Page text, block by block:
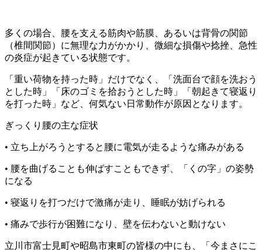
多くの場合、腰を支える筋肉や筋膜、あるいは背骨の関節
（椎間関節）に無理な力がかかり、微細な損傷や捻挫、急性
の炎症が起きている状態です。
「重い荷物を持った時」だけでなく、「洗面台で顔を洗おう
とした時」「床のゴミを拾おうとした時」「朝起きて寝返り
を打った時」など、何気ない日常動作が原因となります。
ぎっくり腰の主な症状
• 立ち上がろうとすると腰に電気が走るような痛みがある
• 腰を曲げることも伸ばすこともできず、「くの字」の姿勢
になる
• 寝返りを打つだけで激痛が走り、睡眠が妨げられる
• 痛みで歩行が困難になり、壁を伝わないと動けない
立川市富士見町や昭島市東町の皆様の中にも、「今まさにこ